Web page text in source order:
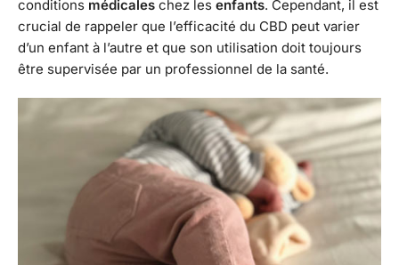
conditions médicales chez les enfants. Cependant, il est
crucial de rappeler que l’efficacité du CBD peut varier
d’un enfant à l’autre et que son utilisation doit toujours
être supervisée par un professionnel de la santé.